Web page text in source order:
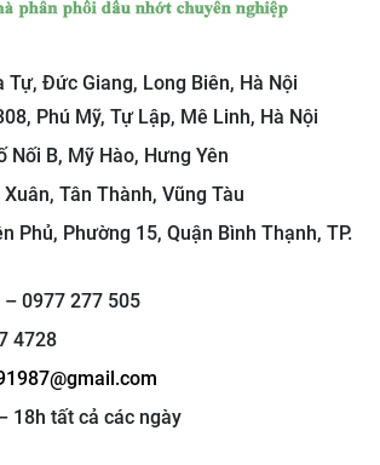
Tự, Đức Giang, Long Biên, Hà Nội
Phú Mỹ, Tự Lập, Mê Linh, Hà Nội
Nối B, Mỹ Hào, Hưng Yên
Xuân, Tân Thành, Vũng Tàu
Phủ, Phường 15, Quận Bình Thạnh, TP.
0977 277 505
4728
18h tất cả các ngày